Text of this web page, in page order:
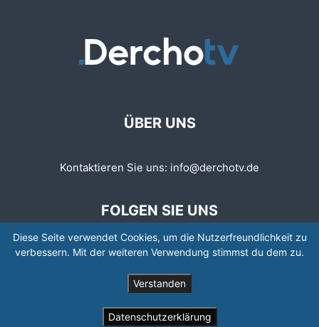
ÜBER UNS
Kontaktieren Sie uns: info@derchotv.de
FOLGEN SIE UNS
© © Copyright 2008 - 2026 | Newspaper by TagDiv
Diese Seite verwendet Cookies, um die Nutzerfreundlichkeit zu
verbessern. Mit der weiteren Verwendung stimmst du dem zu.
Verstanden
Datenschutzerklärung